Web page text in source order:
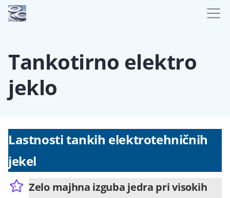
Tankotirno elektro
jeklo
Lastnosti tankih elektrotehničnih
jekel
Zelo majhna izguba jedra pri visokih